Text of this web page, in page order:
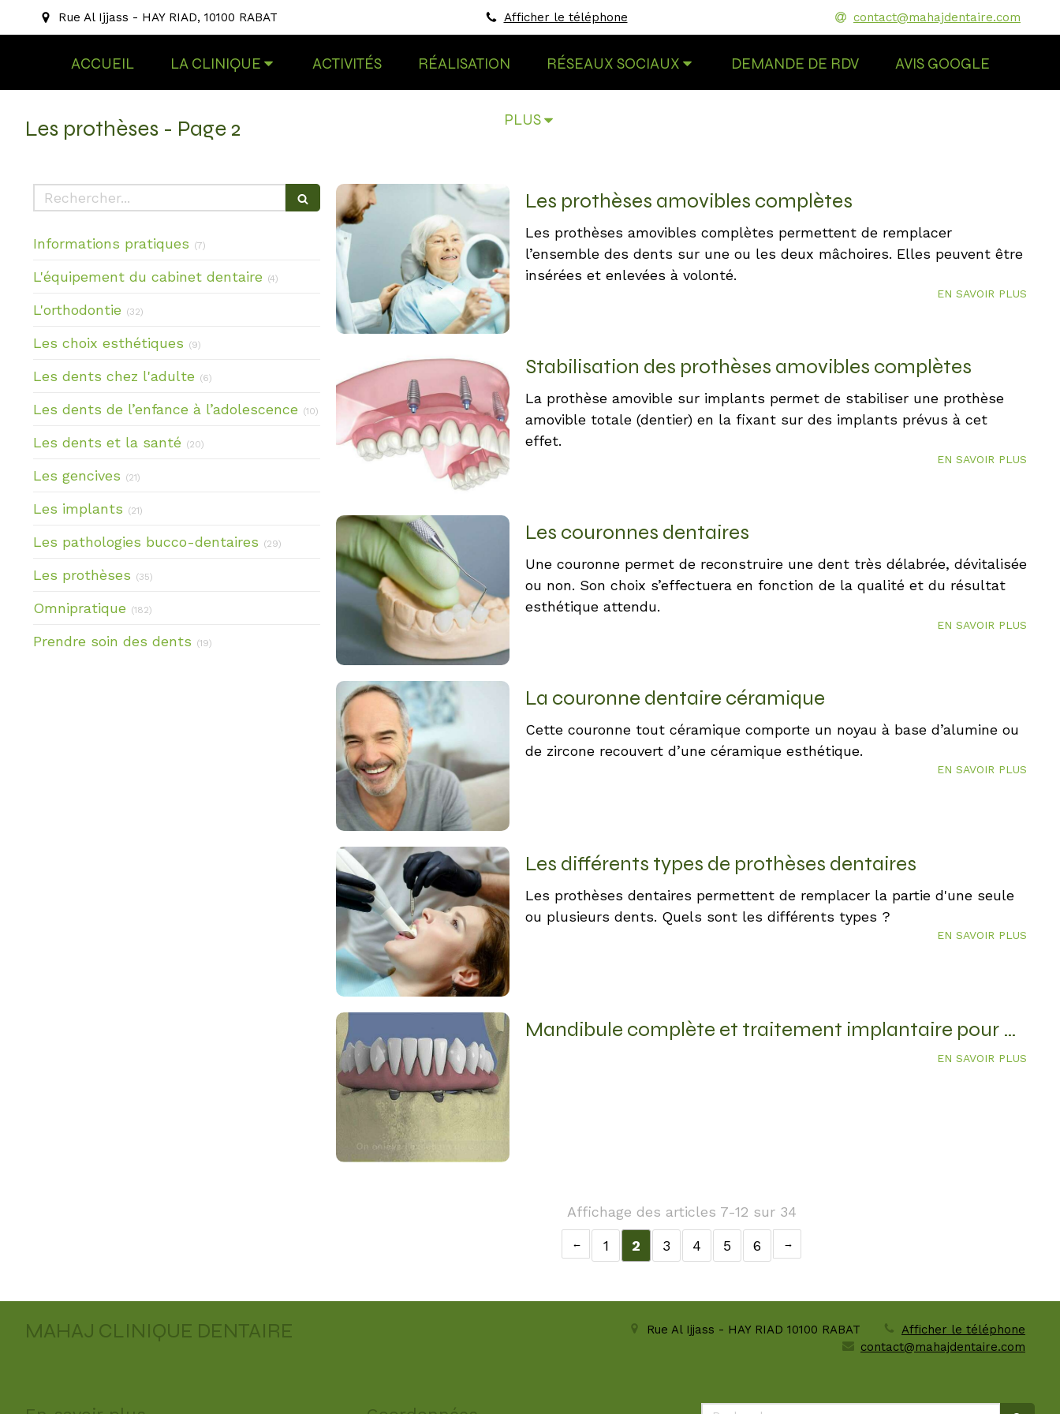
Rue Al Ijjass - HAY RIAD, 10100 RABAT Afficher le téléphone contact@mahajdentaire.com
ACCUEIL LA CLINIQUE ACTIVITÉS RÉALISATION RÉSEAUX SOCIAUX DEMANDE DE RDV AVIS GOOGLE
PLUS
Les prothèses - Page 2
Les prothèses amovibles complètes
Les prothèses amovibles complètes permettent de remplacer
l’ensemble des dents sur une ou les deux mâchoires. Elles peuvent être
insérées et enlevées à volonté.
EN SAVOIR PLUS
Stabilisation des prothèses amovibles complètes
La prothèse amovible sur implants permet de stabiliser une prothèse
amovible totale (dentier) en la fixant sur des implants prévus à cet
effet.
EN SAVOIR PLUS
Les couronnes dentaires
Une couronne permet de reconstruire une dent très délabrée, dévitalisée
ou non. Son choix s’effectuera en fonction de la qualité et du résultat
esthétique attendu.
EN SAVOIR PLUS
La couronne dentaire céramique
Cette couronne tout céramique comporte un noyau à base d’alumine ou
de zircone recouvert d’une céramique esthétique.
EN SAVOIR PLUS
Les différents types de prothèses dentaires
Les prothèses dentaires permettent de remplacer la partie d'une seule
ou plusieurs dents. Quels sont les différents types ?
EN SAVOIR PLUS
Mandibule complète et traitement implantaire pour un bridge fixe vissé
EN SAVOIR PLUS
Affichage des articles 7-12 sur 34
1 2 3 4 5 6
Rechercher
Informations pratiques (7)
L'équipement du cabinet dentaire (4)
L'orthodontie (32)
Les choix esthétiques (9)
Les dents chez l'adulte (6)
Les dents de l’enfance à l’adolescence (10)
Articles Count
Les dents et la santé (20)
Les gencives (21)
Les implants (21)
Les pathologies bucco-dentaires (29)
Les prothèses (35)
Omnipratique (182)
Prendre soin des dents (19)
MAHAJ CLINIQUE DENTAIRE Rue Al Ijjass - HAY RIAD 10100 RABAT
Afficher le téléphone
contact@mahajdentaire.com
Rechercher